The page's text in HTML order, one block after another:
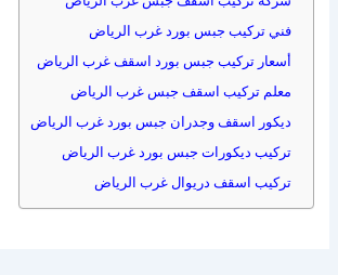
فني تركيب جبس بورد غرب الرياض
أسعار تركيب جبس بورد اسقف غرب الرياض
معلم تركيب اسقف جبس غرب الرياض
ديكور اسقف وجدران جبس بورد غرب الرياض
تركيب ديكورات جبس بورد غرب الرياض
تركيب اسقف دريوال غرب الرياض